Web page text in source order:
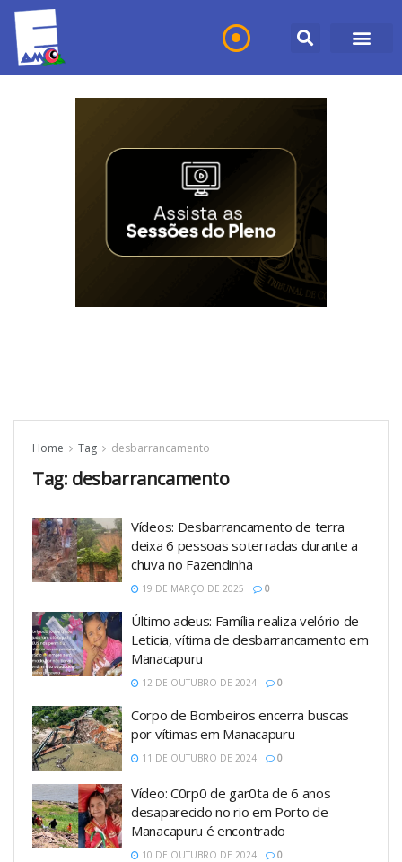
Home Tag desbarrancamento
Tag: desbarrancamento
Vídeos: Desbarrancamento de terra
deixa 6 pessoas soterradas durante a
chuva no Fazendinha
19 DE MARÇO DE 2025 0
Último adeus: Família realiza velório de
Leticia, vítima de desbarrancamento em
Manacapuru
12 DE OUTUBRO DE 2024 0
Corpo de Bombeiros encerra buscas
por vítimas em Manacapuru
11 DE OUTUBRO DE 2024 0
Vídeo: C0rp0 de gar0ta de 6 anos
desaparecido no rio em Porto de
Manacapuru é encontrado
10 DE OUTUBRO DE 2024 0